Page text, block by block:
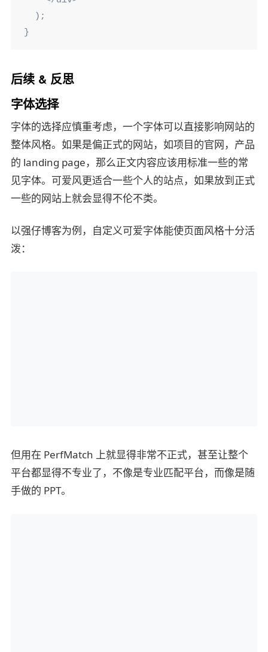
  );
}
后续 & 反思
字体选择
字体的选择应慎重考虑，一个字体可以直接影响网站的
整体风格。如果是偏正式的网站，如项目的官网，产品
的 landing page，那么正文内容应该用标准一些的常
见字体。可爱风更适合一些个人的站点，如果放到正式
一些的网站上就会显得不伦不类。
以强仔博客为例，自定义可爱字体能使页面风格十分活
泼：
但用在 PerfMatch 上就显得非常不正式，甚至让整个
平台都显得不专业了，不像是专业匹配平台，而像是随
手做的 PPT。